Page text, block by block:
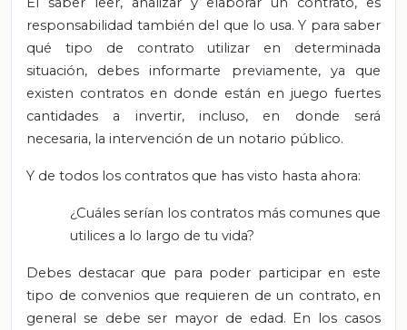
responsabilidad también del que lo usa. Y para saber
qué tipo de contrato utilizar en determinada
situación, debes informarte previamente, ya que
existen contratos en donde están en juego fuertes
cantidades a invertir, incluso, en donde será
necesaria, la intervención de un notario público.
Y de todos los contratos que has visto hasta ahora:
¿Cuáles serían los contratos más comunes que
utilices a lo largo de tu vida?
Debes destacar que para poder participar en este
tipo de convenios que requieren de un contrato, en
general se debe ser mayor de edad. En los casos